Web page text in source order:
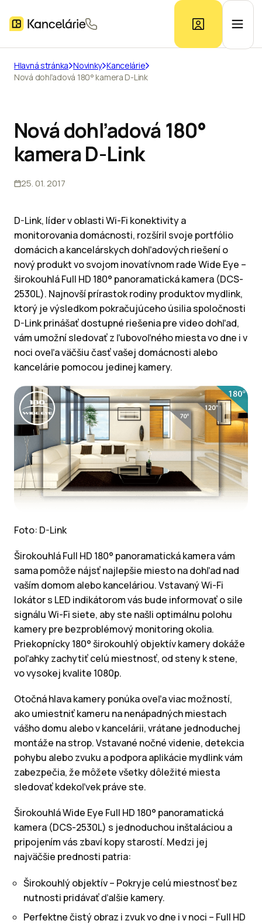
Prieskum trhu
Hlavná stránka Novinky Kancelárie
Nová dohľadová 180° kamera D-Link
Nová dohľadová 180°
kamera D-Link
25. 01. 2017
D-Link, líder v oblasti Wi-Fi konektivity a
monitorovania domácnosti, rozšíril svoje portfólio
domácich a kancelárskych dohľadových riešení o
nový produkt vo svojom inovatívnom rade Wide Eye –
širokouhlá Full HD 180° panoramatická kamera (DCS-
2530L). Najnovší prírastok rodiny produktov mydlink,
ktorý je výsledkom pokračujúceho úsilia spoločnosti
D-Link prinášať dostupné riešenia pre video dohľad,
vám umožní sledovať z ľubovoľného miesta vo dne i v
noci oveľa väčšiu časť vašej domácnosti alebo
kancelárie pomocou jedinej kamery.
Foto: D-Link
Širokouhlá Full HD 180° panoramatická kamera vám
sama pomôže nájsť najlepšie miesto na dohľad nad
vaším domom alebo kanceláriou. Vstavaný Wi-Fi
lokátor s LED indikátorom vás bude informovať o sile
signálu Wi-Fi siete, aby ste našli optimálnu polohu
kamery pre bezproblémový monitoring okolia.
Priekopnícky 180° širokouhlý objektív kamery dokáže
poľahky zachytiť celú miestnosť, od steny k stene,
vo vysokej kvalite 1080p.
Otočná hlava kamery ponúka oveľa viac možností,
ako umiestniť kameru na nenápadných miestach
vášho domu alebo v kancelárii, vrátane jednoduchej
montáže na strop. Vstavané nočné videnie, detekcia
pohybu alebo zvuku a podpora aplikácie mydlink vám
zabezpečia, že môžete všetky dôležité miesta
sledovať kdekoľvek práve ste.
Širokouhlá Wide Eye Full HD 180° panoramatická
kamera (DCS-2530L) s jednoduchou inštaláciou a
pripojením vás zbaví kopy starostí. Medzi jej
najväčšie prednosti patria:
Širokouhlý objektív – Pokryje celú miestnosť bez
nutnosti pridávať ďalšie kamery.
Perfektne čistý obraz i zvuk vo dne i v noci – Full HD